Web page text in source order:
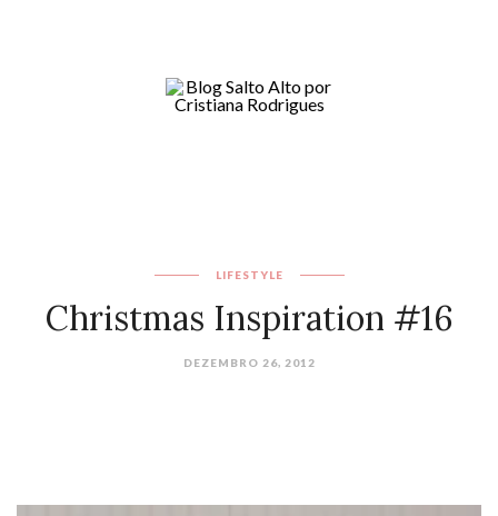
LIFESTYLE
Christmas Inspiration #16
DEZEMBRO 26, 2012